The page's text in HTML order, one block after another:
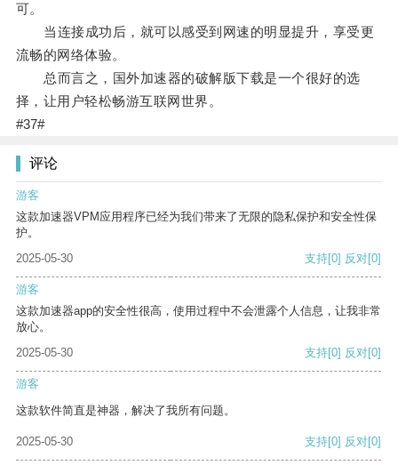
可。
当连接成功后，就可以感受到网速的明显提升，享受更
流畅的网络体验。
总而言之，国外加速器的破解版下载是一个很好的选
择，让用户轻松畅游互联网世界。
#37#
评论
游客
这款加速器VPM应用程序已经为我们带来了无限的隐私保护和安全性保
护。
2025-05-30
支持[0] 反对[0]
游客
这款加速器app的安全性很高，使用过程中不会泄露个人信息，让我非常
放心。
2025-05-30
支持[0] 反对[0]
游客
这款软件简直是神器，解决了我所有问题。
2025-05-30 支持[0] 反对[0]